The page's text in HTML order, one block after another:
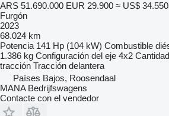
ARS 51.690.000 EUR 29.900 ≈ US$ 34.550
Furgón
2023
68.024 km
Potencia 141 Hp (104 kW) Combustible
1.386 kg Configuración del eje 4x2
tracción Tracción delantera
Países Bajos, Roosendaal
MANA Bedrijfswagens
Contacte con el vendedor